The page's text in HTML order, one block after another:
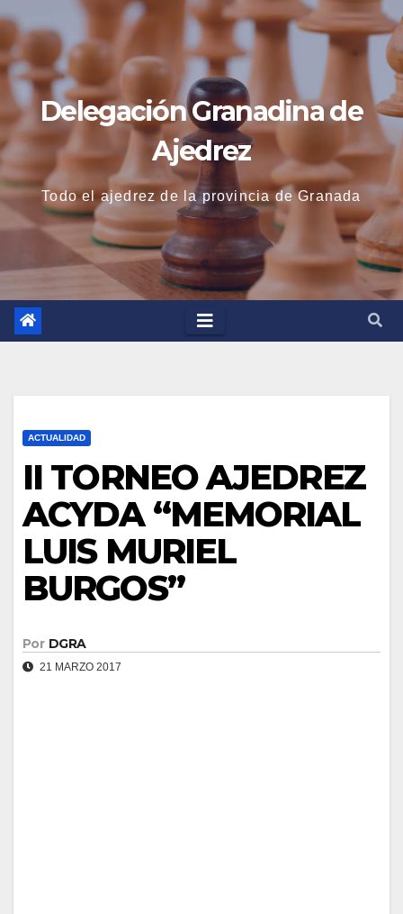
Saltar
contenido
Delegación Granadina de
Ajedrez
Todo el ajedrez de la provincia de Granada
ACTUALIDAD
II TORNEO AJEDREZ
ACYDA “MEMORIAL
LUIS MURIEL
BURGOS”
Por DGRA
21 MARZO 2017